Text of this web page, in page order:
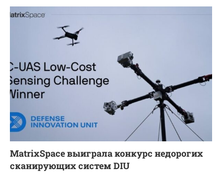
MatrixSpace выиграла конкурс недорогих
сканирующих систем DIU